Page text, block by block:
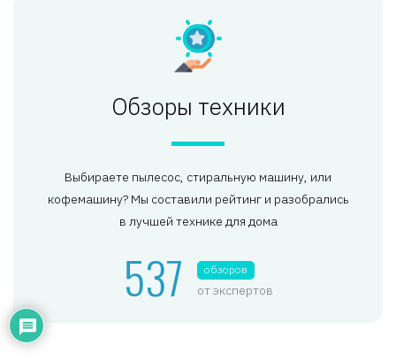
Обзоры техники
Выбираете пылесос, стиральную машину, или
кофемашину? Мы составили рейтинг и разобрались
в лучшей технике для дома
537 обзоров
от экспертов